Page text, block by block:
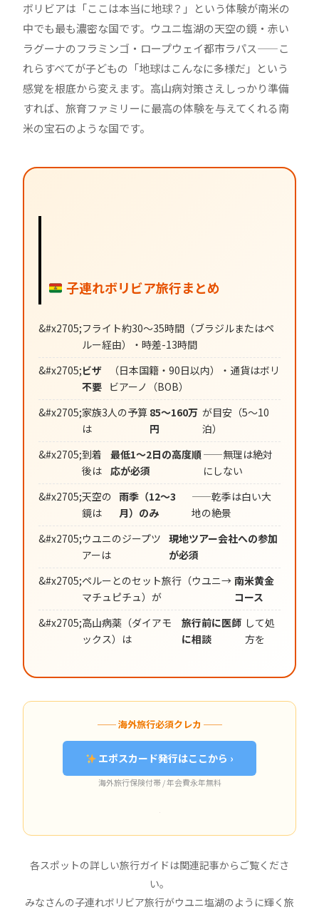
ボリビアは「ここは本当に地球？」という体験が南米の
中でも最も濃密な国です。ウユニ塩湖の天空の鏡・赤い
ラグーナのフラミンゴ・ロープウェイ都市ラパス——こ
れらすべてが子どもの「地球はこんなに多様だ」という
感覚を根底から変えます。高山病対策さえしっかり準備
すれば、旅育ファミリーに最高の体験を与えてくれる南
米の宝石のような国です。
子連れボリビア旅行まとめ
フライト約30〜35時間（ブラジルまたはペ
ルー経由）・時差-13時間
ビザ
不要
（日本国籍・90日以内）・通貨はボリ
ビアーノ（BOB）
家族3人の予算
は
85〜160万
円
が目安（5〜10
泊）
到着
後は
最低1〜2日の高度順
応が必須
——無理は絶対
にしない
天空の
鏡は
雨季（12〜3
月）のみ
——乾季は白い大
地の絶景
ウユニのジープツ
アーは
現地ツアー会社への参加
が必須
ペルーとのセット旅行（ウユニ→
マチュピチュ）が
南米黄金
コース
高山病薬（ダイアモ
ックス）は
旅行前に医師
に相談
して処
方を
── 海外旅行必須クレカ ──
エポスカード発行はここから ›
海外旅行保険付帯 / 年会費永年無料
各スポットの詳しい旅行ガイドは関連記事からご覧くださ
い。
みなさんの子連れボリビア旅行がウユニ塩湖のように輝く旅